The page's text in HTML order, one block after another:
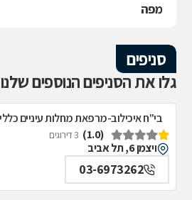
מפה
סניפים
גלו את הסניפים הנוספים שלנו
בי"ח איכילוב-מרפאת מחלות עיניים
תל אביב
(1.0) 3 דירוגים
ויצמן 6, תל אביב
03-6973262